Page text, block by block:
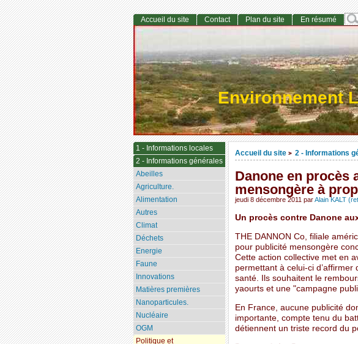
Environnement
Accueil du site > 2 - Informations
Danone en procès
mensongère à
jeudi 8 décembre 2011 parAlain KALT
Un procès contre Danone
THE DANNON Co, filiale
pour publicité mensongère
Cette action collective met en
permettant à celui-ci
santé. Ils souhaitent le
yaourts et une "campagne
En France, aucune publicité
importante, compte tenu du
détiennent un triste record du
Accueil du site Contact Plan du site En résumé
1 - Informations locales
2 - Informations générales
Abeilles
Agriculture.
Alimentation
Autres
Climat
Déchets
Energie
Faune
Innovations
Matières premières
Nanoparticules.
Nucléaire
OGM
Politique et